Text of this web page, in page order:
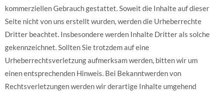
kommerziellen Gebrauch gestattet. Soweit die Inhalte auf dieser
Seite nicht von uns erstellt wurden, werden die Urheberrechte
Dritter beachtet. Insbesondere werden Inhalte Dritter als solche
gekennzeichnet. Sollten Sie trotzdem auf eine
Urheberrechtsverletzung aufmerksam werden, bitten wir um
einen entsprechenden Hinweis. Bei Bekanntwerden von
Rechtsverletzungen werden wir derartige Inhalte umgehend